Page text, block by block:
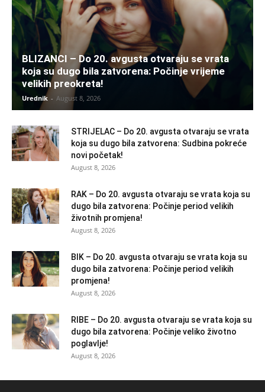
BLIZANCI – Do 20. avgusta otvaraju se vrata
koja su dugo bila zatvorena: Počinje vrijeme
velikih preokreta!
Urednik - August 8, 2026
STRIJELAC – Do 20. avgusta otvaraju se vrata
koja su dugo bila zatvorena: Sudbina pokreće
novi početak!
August 8, 2026
RAK – Do 20. avgusta otvaraju se vrata koja su
dugo bila zatvorena: Počinje period velikih
životnih promjena!
August 8, 2026
BIK – Do 20. avgusta otvaraju se vrata koja su
dugo bila zatvorena: Počinje period velikih
promjena!
August 8, 2026
RIBE – Do 20. avgusta otvaraju se vrata koja su
dugo bila zatvorena: Počinje veliko životno
poglavlje!
August 8, 2026